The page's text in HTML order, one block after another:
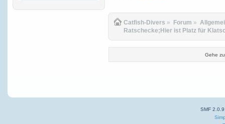
Catfish-Divers » Forum »
Ratschecke;Hier ist Platz für
Gehe
SMF 2.0.9